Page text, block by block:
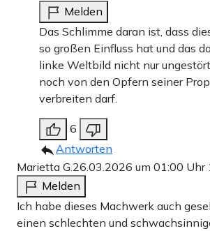
Melden
Das Schlimme daran ist, dass
so großen Einfluss hat und das
linke Weltbild nicht nur
noch von den Opfern seiner
verbreiten darf.
6
Antworten
Marietta G. 26.03.2026 um 01:00 Uhr
Melden
Ich habe dieses Machwerk auch
einen schlechten und